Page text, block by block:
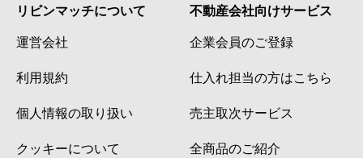
リビンマッチについて
運営会社
利用規約
個人情報の取り扱い
クッキーについて
不動産会社向けサービス
企業会員のご登録
仕入れ担当の方はこちら
売主取次サービス
全商品のご紹介